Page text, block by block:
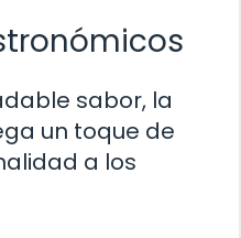
sabor, la
un toque de
a los